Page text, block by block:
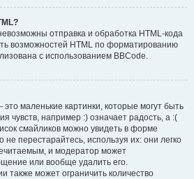
отправка и обработка HTML-кода
возможностей HTML по форматированию
с использованием BBCode.
маленькие картинки, которые могут быть
чувств, например :) означает радость, а :(
смайликов можно увидеть в форме
перестарайтесь, используя их: они легко
и модератор может
или вообще удалить его.
также может ограничить количество